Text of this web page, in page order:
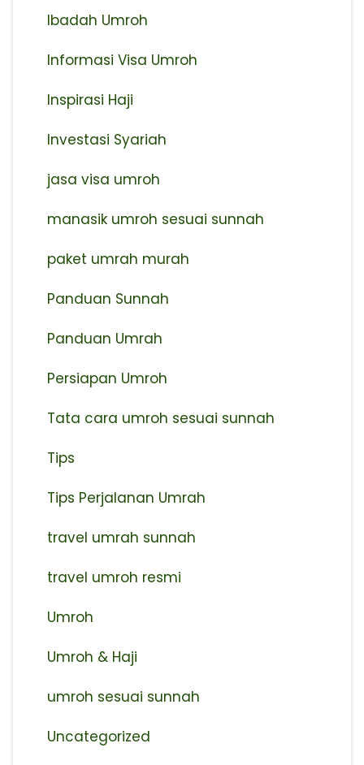
Ibadah Umroh
Informasi Visa Umroh
Inspirasi Haji
Investasi Syariah
jasa visa umroh
manasik umroh sesuai sunnah
paket umrah murah
Panduan Sunnah
Panduan Umrah
Persiapan Umroh
Tata cara umroh sesuai sunnah
Tips
Tips Perjalanan Umrah
travel umrah sunnah
travel umroh resmi
Umroh
Umroh & Haji
umroh sesuai sunnah
Uncategorized